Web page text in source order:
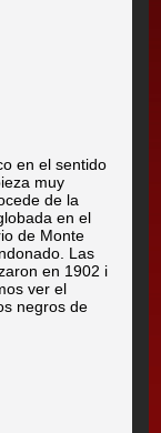
en el sentido
muy
de la
en el
de Monte
Las
en 1902 i
ver el
negros de